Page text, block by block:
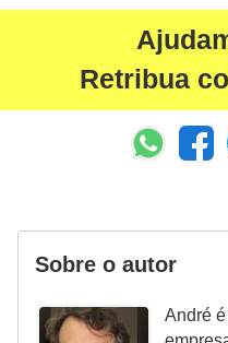
Retribua
Sobre o autor
André